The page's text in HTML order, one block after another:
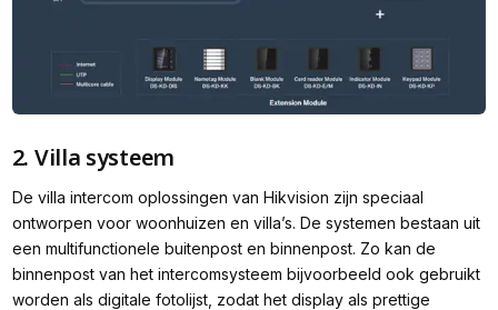
2. Villa systeem
De villa intercom oplossingen van Hikvision zijn speciaal
ontworpen voor woonhuizen en villa’s. De systemen bestaan uit
een multifunctionele buitenpost en binnenpost. Zo kan de
binnenpost van het intercomsysteem bijvoorbeeld ook gebruikt
worden als digitale fotolijst, zodat het display als prettige